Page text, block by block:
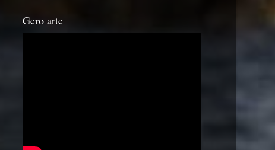
Gero arte